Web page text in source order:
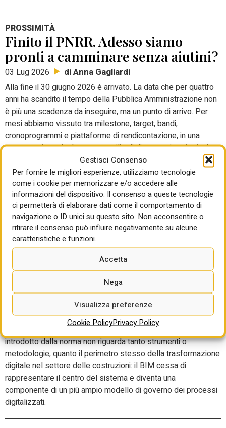
Gestisci Consenso
Per fornire le migliori esperienze, utilizziamo tecnologie
come i cookie per memorizzare e/o accedere alle
informazioni del dispositivo. Il consenso a queste tecnologie
ci permetterà di elaborare dati come il comportamento di
navigazione o ID unici su questo sito. Non acconsentire o
ritirare il consenso può influire negativamente su alcune
caratteristiche e funzioni.
Accetta
Nega
Visualizza preferenze
Cookie PolicyPrivacy Policy
PROSSIMITÀ
Finito il PNRR. Adesso siamo
pronti a camminare senza aiutini?
03 Lug 2026 di Anna Gagliardi
Alla fine il 30 giugno 2026 è arrivato. La data che per quattro
anni ha scandito il tempo della Pubblica Amministrazione non
è più una scadenza da inseguire, ma un punto di arrivo. Per
mesi abbiamo vissuto tra milestone, target, bandi,
cronoprogrammi e piattaforme di rendicontazione, in una
corsa continua che ha portato miliardi di euro nei territori e ha
costretto gli enti pubblici a cambiare passo come
probabilmente non era mai accaduto prima.Ora, però, inizia la
parte più difficile.
UNI 11337-8: il BIM non basta più.
Dal modello al governo dei
processi digitalizzati: impatti
organizzativi e di filiera
di Marzia Folino
La pubblicazione della UNI 11337-8 “Sistema di gestione dei
processi digitalizzati in una organizzazione operante nel
settore delle costruzioni e dell’immobiliare”, segna un
passaggio che va oltre l’evoluzione del BIM. Il cambiamento
introdotto dalla norma non riguarda tanto strumenti o
metodologie, quanto il perimetro stesso della trasformazione
digitale nel settore delle costruzioni: il BIM cessa di
rappresentare il centro del sistema e diventa una
componente di un più ampio modello di governo dei processi
digitalizzati.